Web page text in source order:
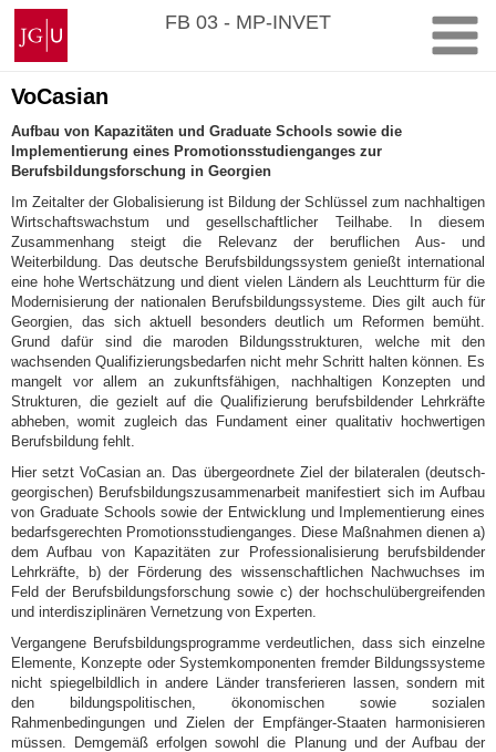
Zum
Inhalt
springen
Johannes
Gutenberg-
Universität
Mainz
FB 03 - MP-INVET
VoCasian
Aufbau von Kapazitäten und Graduate Schools sowie die
Implementierung eines Promotionsstudienganges zur
Berufsbildungsforschung in Georgien
Im Zeitalter der Globalisierung ist Bildung der Schlüssel zum nachhaltigen
Wirtschaftswachstum und gesellschaftlicher Teilhabe. In diesem
Zusammenhang steigt die Relevanz der beruflichen Aus- und
Weiterbildung. Das deutsche Berufsbildungssystem genießt international
eine hohe Wertschätzung und dient vielen Ländern als Leuchtturm für die
Modernisierung der nationalen Berufsbildungssysteme. Dies gilt auch für
Georgien, das sich aktuell besonders deutlich um Reformen bemüht.
Grund dafür sind die maroden Bildungsstrukturen, welche mit den
wachsenden Qualifizierungsbedarfen nicht mehr Schritt halten können. Es
mangelt vor allem an zukunftsfähigen, nachhaltigen Konzepten und
Strukturen, die gezielt auf die Qualifizierung berufsbildender Lehrkräfte
abheben, womit zugleich das Fundament einer qualitativ hochwertigen
Berufsbildung fehlt.
Hier setzt VoCasian an. Das übergeordnete Ziel der bilateralen (deutsch-
georgischen) Berufsbildungszusammenarbeit manifestiert sich im Aufbau
von Graduate Schools sowie der Entwicklung und Implementierung eines
bedarfsgerechten Promotionsstudienganges. Diese Maßnahmen dienen a)
dem Aufbau von Kapazitäten zur Professionalisierung berufsbildender
Lehrkräfte, b) der Förderung des wissenschaftlichen Nachwuchses im
Feld der Berufsbildungsforschung sowie c) der hochschulübergreifenden
und interdisziplinären Vernetzung von Experten.
Vergangene Berufsbildungsprogramme verdeutlichen, dass sich einzelne
Elemente, Konzepte oder Systemkomponenten fremder Bildungssysteme
nicht spiegelbildlich in andere Länder transferieren lassen, sondern mit
den bildungspolitischen, ökonomischen sowie sozialen
Rahmenbedingungen und Zielen der Empfänger-Staaten harmonisieren
müssen. Demgemäß erfolgen sowohl die Planung und der Aufbau der